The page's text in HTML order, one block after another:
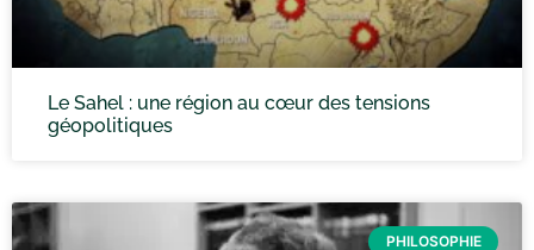
Le Sahel : une région au cœur des tensions
géopolitiques
PHILOSOPHIE